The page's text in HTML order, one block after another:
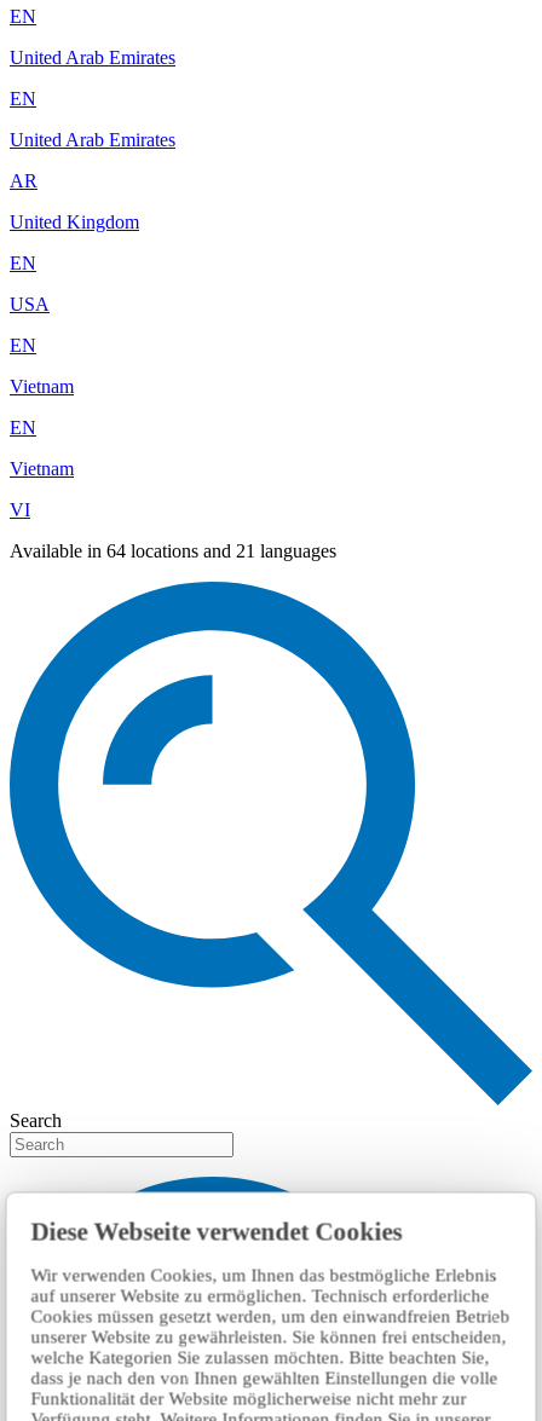
Diese Webseite verwendet Cookies
Wir verwenden Cookies, um Ihnen das bestmögliche Erlebnis
auf unserer Website zu ermöglichen. Technisch erforderliche
Cookies müssen gesetzt werden, um den einwandfreien Betrieb
unserer Website zu gewährleisten. Sie können frei entscheiden,
welche Kategorien Sie zulassen möchten. Bitte beachten Sie,
dass je nach den von Ihnen gewählten Einstellungen die volle
Funktionalität der Website möglicherweise nicht mehr zur
EN
United Arab Emirates
EN
United Arab Emirates
AR
United Kingdom
EN
USA
EN
Vietnam
EN
Vietnam
VI
Available in 64 locations and 21 languages
Search